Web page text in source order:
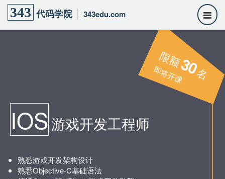
343 代码学院 343edu.com
IOS游戏开发工程师
限额30名
即将开课
熟悉游戏开发架构设计
熟悉Objective-C基础语法